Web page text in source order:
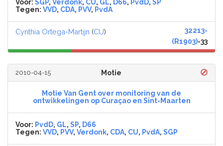
Voor: SGP, Verdonk, CU, GL, D66, PvdD, SP
Tegen: VVD, CDA, PVV, PvdA
Cynthia Ortega-Martijn (CU)
32213-
(R1903)-33
2010-04-15 Motie
Motie Van Gent over monitoring van de
ontwikkelingen op Curaçao en Sint-Maarten
Voor: PvdD, GL, SP, D66
Tegen: VVD, PVV, Verdonk, CDA, CU, PvdA, SGP